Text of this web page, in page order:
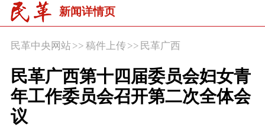
新闻详情页
民革中央网站>> 稿件上传 >> 民革广西
民革广西第十四届委员会妇女青
年工作委员会召开第二次全体会
议